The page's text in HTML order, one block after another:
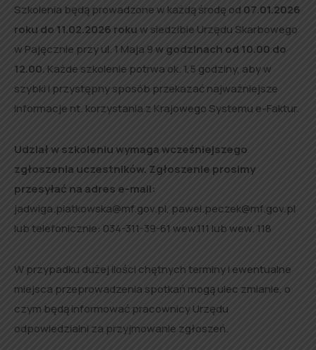
Szkolenia będą prowadzone w każdą środę od 07.01.2026
roku do 11.02.2026 rokuw siedzibie Urzędu Skarbowego
w Pajęcznie przy ul. 1 Maja 9w godzinach od 10.00 do
12.00. Każde szkolenie potrwa ok. 1,5 godziny, aby w
szybki i przystępny sposób przekazać najważniejsze
informacje nt. korzystania z Krajowego Systemu e-Faktur.
Udział w szkoleniu wymaga wcześniejszego
zgłoszenia uczestników. Zgłoszenie prosimy
przesyłać na adres e-mail:
jadwiga.piatkowska@mf.gov.pl, pawel.peczek@mf.gov.pl
lub telefonicznie: 034-311-39-61 wew.111 lub wew. 118
W przypadku dużej ilości chętnych terminy i ewentualne
miejsca przeprowadzenia spotkań mogą ulec zmianie, o
czym będą informować pracownicy Urzędu
odpowiedzialni za przyjmowanie zgłoszeń.